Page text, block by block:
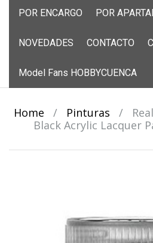
POR ENCARGO POR
NOVEDADES CONTACTO
Model Fans HOBBYCUENCA
Home / Pinturas /
Black Acrylic Lacquer